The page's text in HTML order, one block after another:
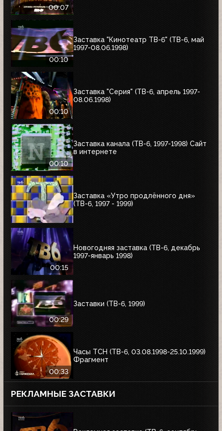
00:07
00:10
Заставка "Кинотеатр ТВ-6" (ТВ-6, май
1997-08.06.1998)
00:10
Заставка "Серия" (ТВ-6, апрель 1997-
08.06.1998)
00:10
Заставка канала (ТВ-6, 1997-1998) Сайт
в интернете
Заставка «Утро продлённого дня»
(ТВ-6, 1997 - 1999)
00:15
Новогодняя заставка (ТВ-6, декабрь
1997-январь 1998)
00:29
Заставки (ТВ-6, 1999)
00:33
Часы ТСН (ТВ-6, 03.08.1998-25.10.1999)
Фрагмент
РЕКЛАМНЫЕ ЗАСТАВКИ